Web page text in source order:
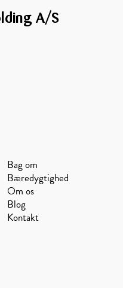
A/S
Bag om
Bæredygtighed
Om os
Blog
Kontakt